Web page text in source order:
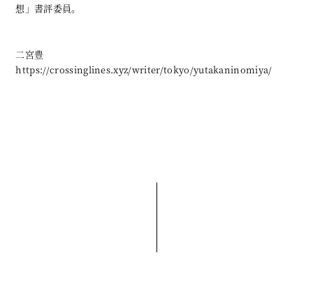
想」書評委員。
二宮豊
https://crossinglines.xyz/writer/tokyo/yutakaninomiya/